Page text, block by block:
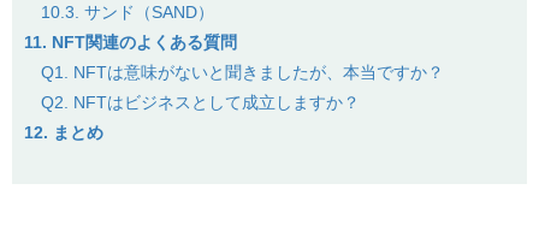
10.3. サンド（SAND）
11. NFT関連のよくある質問
Q1. NFTは意味がないと聞きましたが、本当ですか？
Q2. NFTはビジネスとして成立しますか？
12. まとめ